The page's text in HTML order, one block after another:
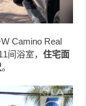
Camino Real
间浴室，住宅面
。